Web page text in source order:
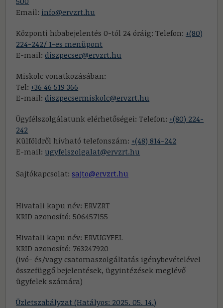
Email: info@ervzrt.hu
Központi hibabejelentés 0-tól 24 óráig: Telefon: +(80)
224-242/ 1-es menüpont
E-mail:diszpecser@ervzrt.hu
Miskolc vonatkozásában:
Tel: +36 46 519 366
E-mail:diszpecsermiskolc@ervzrt.hu
Ügyfélszolgálatunk elérhetőségei: Telefon: +(80) 224-
242
Külföldről hívható telefonszám: +(48) 814-242
E-mail:ugyfelszolgalat@ervzrt.hu
Sajtókapcsolat:sajto@ervzrt.hu
Hivatali kapu név: ERVZRT
KRID azonosító: 506457155
Hivatali kapu név: ERVUGYFEL
KRID azonosító: 763247920
(ivó- és/vagy csatornaszolgáltatás igénybevételével
összefüggő bejelentések, ügyintézések meglévő
ügyfelek számára)
Üzletszabályzat (Hatályos: 2025. 05. 14.)